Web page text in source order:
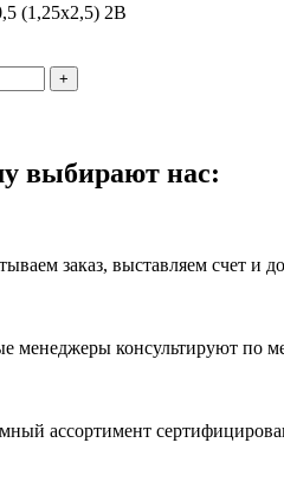
(1,25х2,5) 2B
выбирают нас:
заказ, выставляем счет и
менеджеры консультируют по
ассортимент